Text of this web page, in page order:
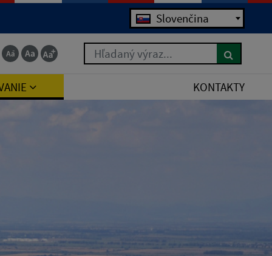
Jazyk Slovenčina
Hľadaný výraz...
KONTAKTY